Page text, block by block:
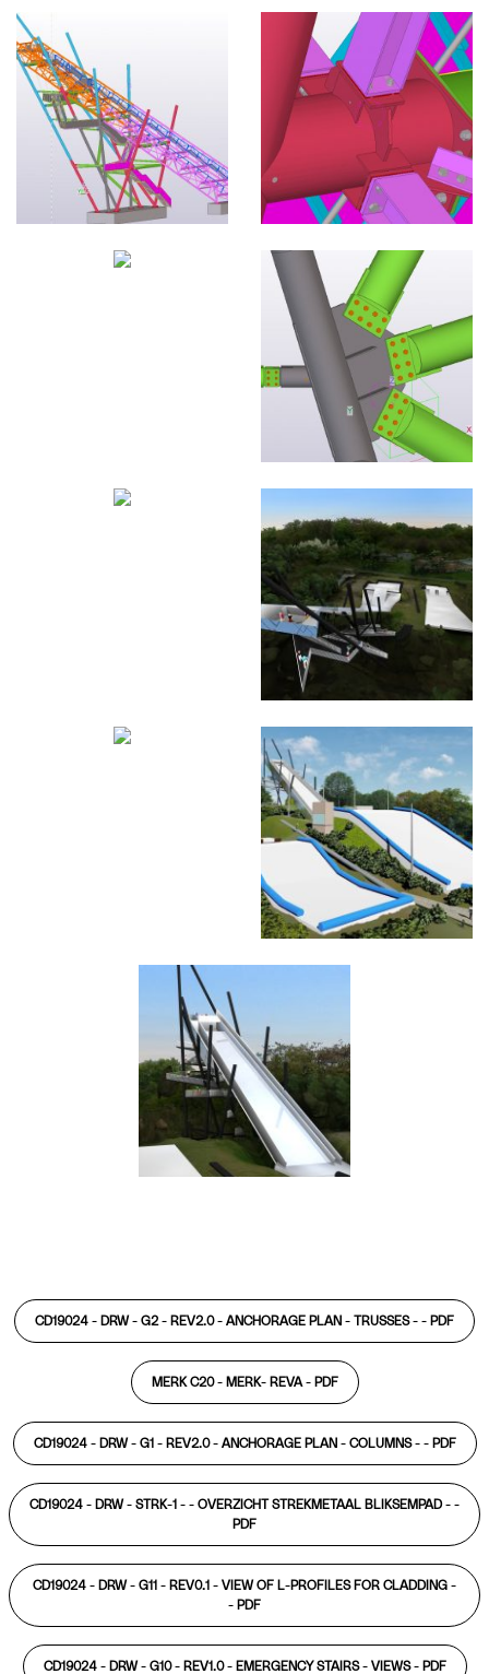
CD19024 - DRW - G2 - REV2.0 - ANCHORAGE PLAN - TRUSSES - - PDF
MERK C20 - MERK- REVA - PDF
CD19024 - DRW - G1 - REV2.0 - ANCHORAGE PLAN - COLUMNS - - PDF
CD19024 - DRW - STRK-1 - - OVERZICHT STREKMETAAL BLIKSEMPAD - -
PDF
CD19024 - DRW - G11 - REV0.1 - VIEW OF L-PROFILES FOR CLADDING -
- PDF
CD19024 - DRW - G10 - REV1.0 - EMERGENCY STAIRS - VIEWS - PDF